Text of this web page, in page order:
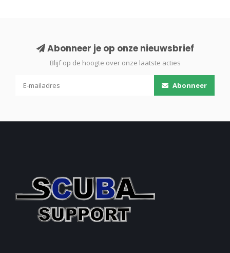
Abonneer je op onze nieuwsbrief
Blijf op de hoogte over onze laatste acties
Abonneer